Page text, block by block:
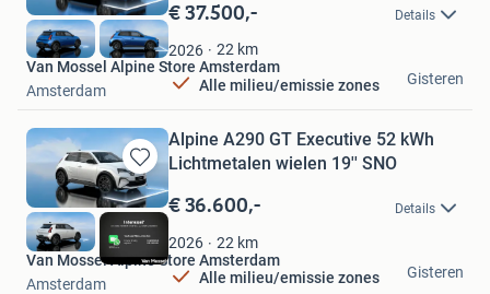
in
Mijn
Favorieten
€ 37.500,- Details
2026 22 km
Alle milieu/emissie zones
Van Mossel Alpine Store Amsterdam
Amsterdam
Gisteren
Bewaren
in
Mijn
Favorieten
Alpine A290 GT Executive 52 kWh
Lichtmetalen wielen 19'' SNO
€ 36.600,- Details
2026 22 km
Alle milieu/emissie zones
Van Mossel Alpine Store Amsterdam
Amsterdam
Gisteren